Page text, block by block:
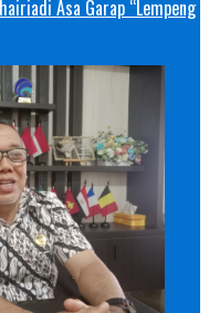
Asa Garap “Lempeng